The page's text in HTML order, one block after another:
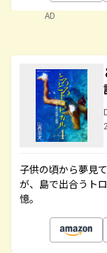
AD
子供の頃から夢見
が、島で出合うト
憶。